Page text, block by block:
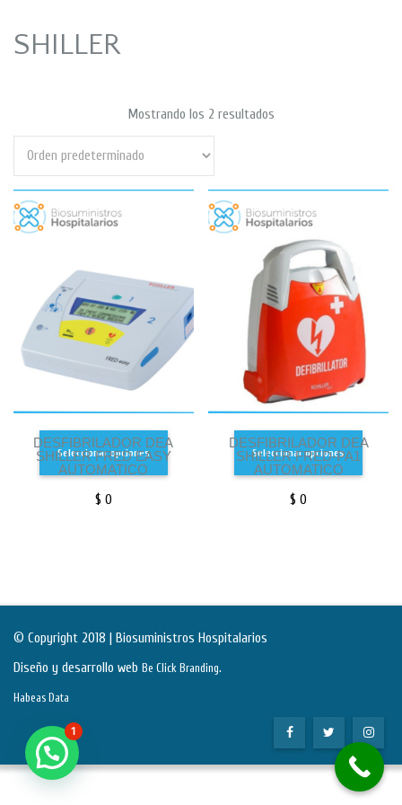
SHILLER
Mostrando los 2 resultados
DESFIBRILADOR DEA
SHILLER FRED EASY
AUTOMATICO
$ 0
Seleccionar opciones
DESFIBRILADOR DEA
SHILLER FRED-PA1
AUTOMATICO
$ 0
Seleccionar opciones
© Copyright 2018 | Biosuministros Hospitalarios
Diseño y desarrollo web Be Click Branding.
Habeas Data
1